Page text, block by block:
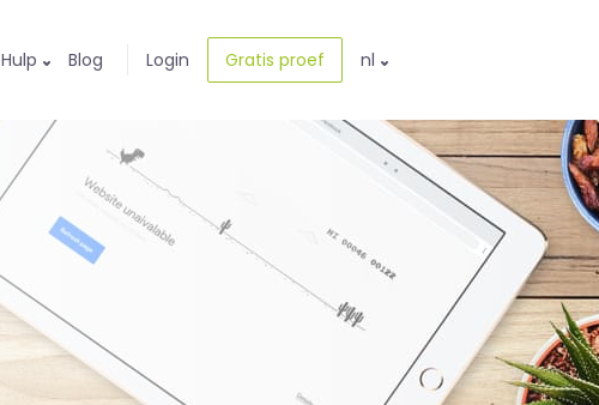
Hulp Blog Login Gratis proef nl